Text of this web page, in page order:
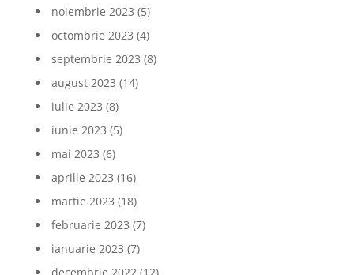
noiembrie 2023 (5)
octombrie 2023 (4)
septembrie 2023 (8)
august 2023 (14)
iulie 2023 (8)
iunie 2023 (5)
mai 2023 (6)
aprilie 2023 (16)
martie 2023 (18)
februarie 2023 (7)
ianuarie 2023 (7)